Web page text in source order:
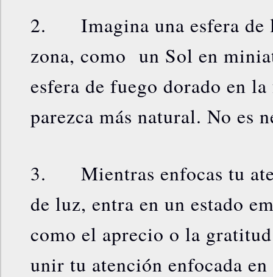
2. Imagina una esfera de
zona, como un Sol en
esfera de fuego dorado en
parezca más natural. No es
3. Mientras enfocas tu
de luz, entra en un estado
como el aprecio o la
unir tu atención enfocada